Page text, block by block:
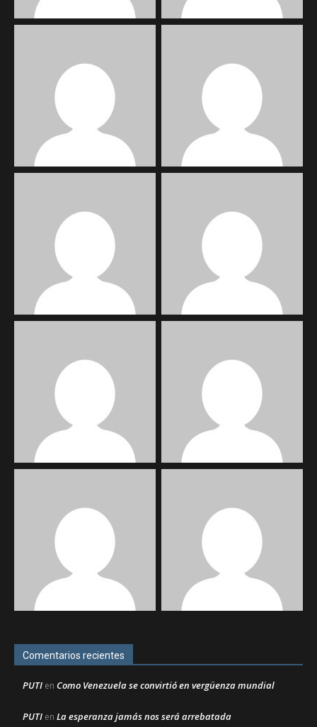
Comentarios recientes
PUTI en Como Venezuela se convirtió en vergüenza mundial
PUTI en La esperanza jamás nos será arrebatada